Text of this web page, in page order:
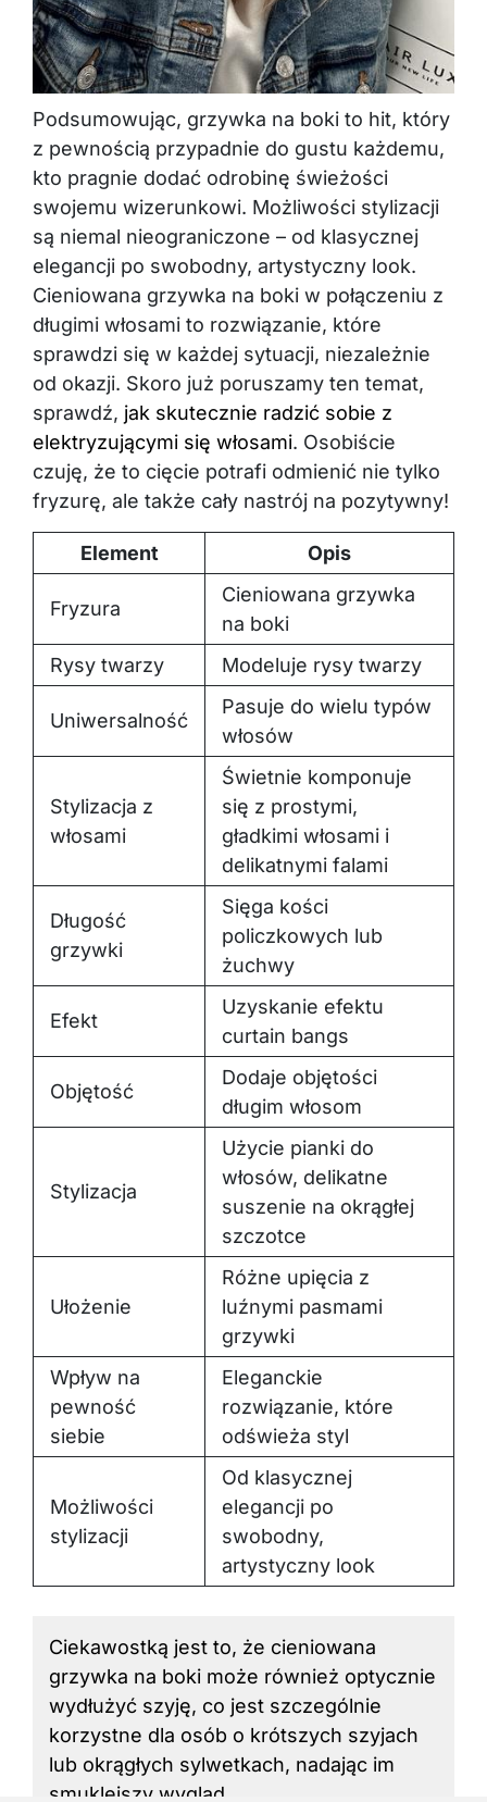
Podsumowując, grzywka na boki to hit, który
z pewnością przypadnie do gustu każdemu,
kto pragnie dodać odrobinę świeżości
swojemu wizerunkowi. Możliwości stylizacji
są niemal nieograniczone – od klasycznej
elegancji po swobodny, artystyczny look.
Cieniowana grzywka na boki w połączeniu z
długimi włosami to rozwiązanie, które
sprawdzi się w każdej sytuacji, niezależnie
od okazji. Skoro już poruszamy ten temat,
sprawdź, jak skutecznie radzić sobie z
elektryzującymi się włosami. Osobiście
czuję, że to cięcie potrafi odmienić nie tylko
fryzurę, ale także cały nastrój na pozytywny!
Element Opis
Fryzura
Cieniowana grzywka
na boki
Rysy twarzy
Modeluje rysy twarzy
Uniwersalność
Pasuje do wielu typów
włosów
Stylizacja z
włosami
Świetnie komponuje
się z prostymi,
gładkimi włosami i
delikatnymi falami
Długość
grzywki
Sięga kości
policzkowych lub
żuchwy
Efekt
Uzyskanie efektu
curtain bangs
Objętość
Dodaje objętości
długim włosom
Stylizacja
Użycie pianki do
włosów, delikatne
suszenie na okrągłej
szczotce
Ułożenie
Różne upięcia z
luźnymi pasmami
grzywki
Wpływ na
pewność
siebie
Eleganckie
rozwiązanie, które
odświeża styl
Możliwości
stylizacji
Od klasycznej
elegancji po
swobodny,
artystyczny look
Ciekawostką jest to, że cieniowana
grzywka na boki może również optycznie
wydłużyć szyję, co jest szczególnie
korzystne dla osób o krótszych szyjach
lub okrągłych sylwetkach, nadając im
smuklejszy wygląd.